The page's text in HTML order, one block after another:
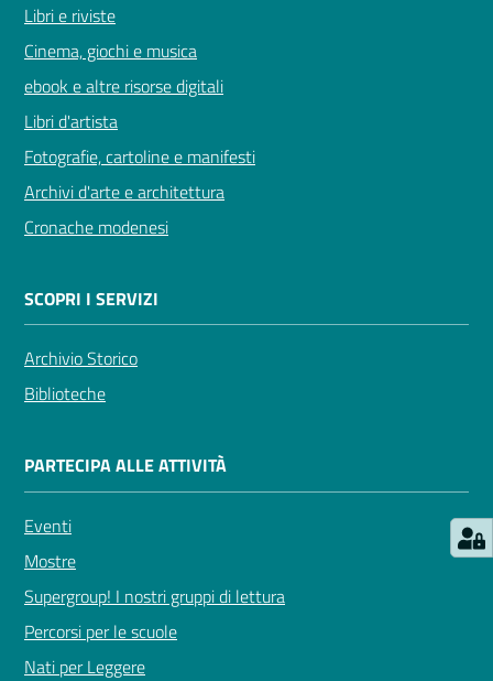
Avvisi
FAQ
Contatti
Seguici
Libri e riviste
Cinema, giochi e musica
ebook e altre risorse digitali
Libri d'artista
Fotografie, cartoline e manifesti
Archivi d'arte e architettura
Cronache modenesi
SCOPRI I SERVIZI
Archivio Storico
Biblioteche
PARTECIPA ALLE ATTIVITÀ
Eventi
Mostre
Supergroup! I nostri gruppi di lettura
Percorsi per le scuole
Nati per Leggere